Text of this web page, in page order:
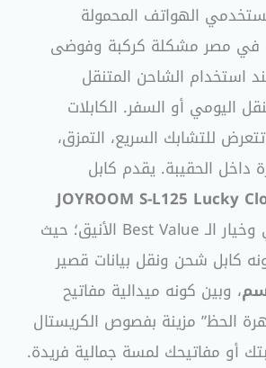
الهواتف المحمولة
في مصر مشكلة كركبة وفوضى
استخدام الشاحن المتنقل
اليومي أو السفر. الكابلات
للتشابك السريع، التمزق،
داخل الحقيبة. يقدم كابل
JOYROOM S-L125 Lucky
الحل الذكي وخيار الـ Best Value الأنيق؛ حيث
كابل شحن ونقل بيانات قصير
، وبين كونه ميدالية مفاتيح
الحظ” مزينة بفصوص الكريستال
أو مفاتيحك لمسة جمالية فريدة.